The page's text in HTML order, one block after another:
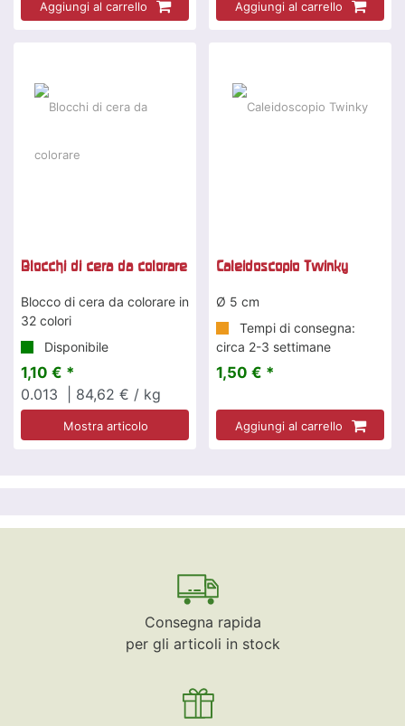
Aggiungi al carrello Aggiungi al carrello
Blocchi di cera da colorare
Blocco di cera da colorare in
32 colori
Disponibile
1,10 € *
0.013
| 84,62 € / kg
Mostra articolo
Caleidoscopio Twinky
Ø 5 cm
Tempi di consegna:
circa 2-3 settimane
1,50 € *
Aggiungi al carrello
Consegna rapida
per gli articoli in stock